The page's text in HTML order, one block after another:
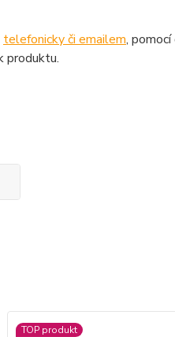
telefonicky či emailem, pomocí
produktu.
TOP produkt